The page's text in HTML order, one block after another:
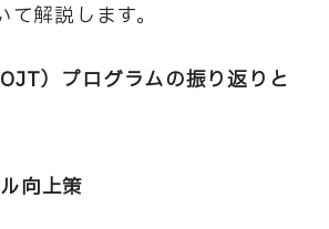
て解説します。
OJT）プログラムの振り返りと
向上策